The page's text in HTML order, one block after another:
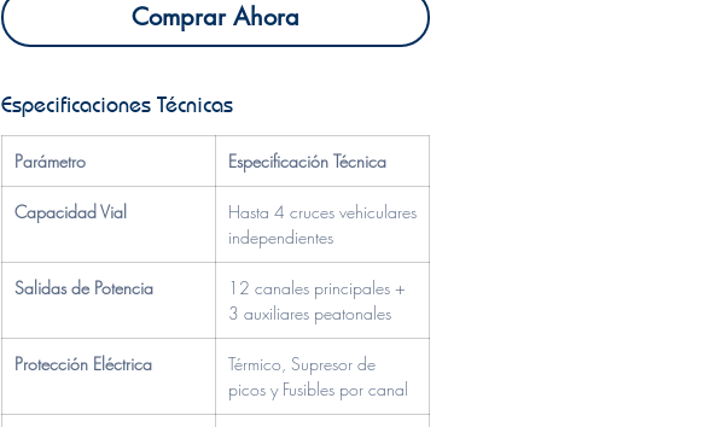
Comprar Ahora
Especificaciones Técnicas
Parámetro Especificación Técnica
Capacidad Vial
Hasta 4 cruces vehiculares
independientes
Salidas de Potencia
12 canales principales +
3 auxiliares peatonales
Protección Eléctrica
Térmico, Supresor de
picos y Fusibles por canal